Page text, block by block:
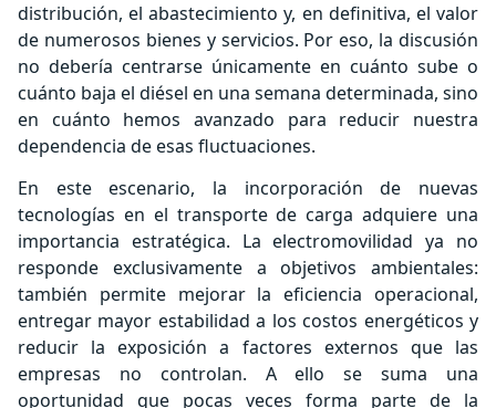
distribución, el abastecimiento y, en definitiva, el valor
de numerosos bienes y servicios. Por eso, la discusión
no debería centrarse únicamente en cuánto sube o
cuánto baja el diésel en una semana determinada, sino
en cuánto hemos avanzado para reducir nuestra
dependencia de esas fluctuaciones.
En este escenario, la incorporación de nuevas
tecnologías en el transporte de carga adquiere una
importancia estratégica. La electromovilidad ya no
responde exclusivamente a objetivos ambientales:
también permite mejorar la eficiencia operacional,
entregar mayor estabilidad a los costos energéticos y
reducir la exposición a factores externos que las
empresas no controlan. A ello se suma una
oportunidad que pocas veces forma parte de la